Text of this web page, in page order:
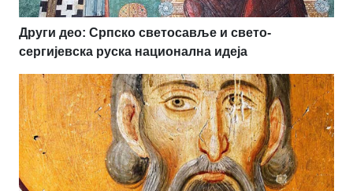
Други део: Српско светосавље и свето-
сергијевска руска национална идеја